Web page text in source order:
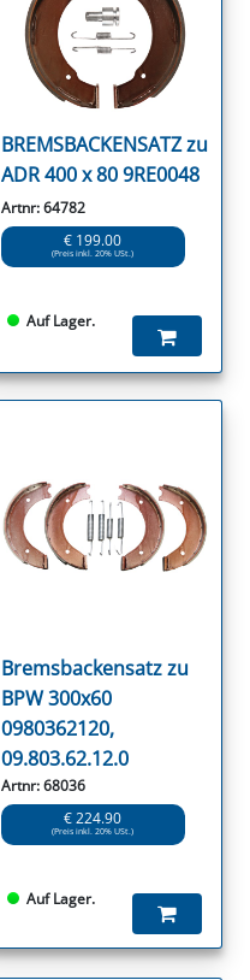
BREMSBACKENSATZ zu
ADR 400 x 80 9RE0048
Artnr: 64782
€ 199.00
(Preis inkl. 20% USt.)
Auf Lager.
Bremsbackensatz zu
BPW 300x60
0980362120,
09.803.62.12.0
Artnr: 68036
€ 224.90
(Preis inkl. 20% USt.)
Auf Lager.